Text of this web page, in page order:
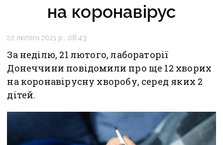
на коронавірус
22 лютого 2021 р., 08:43
За неділю, 21 лютого, лабораторії
Донеччини повідомили про ще 12 хворих
на коронавірусну хворобу, серед яких 2
дітей.